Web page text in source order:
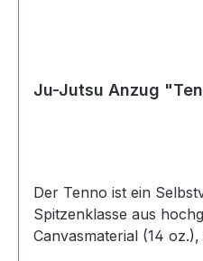
Ju-Jutsu Anzug
Der Tenno ist ein
Spitzenklasse aus
Canvasmaterial (14